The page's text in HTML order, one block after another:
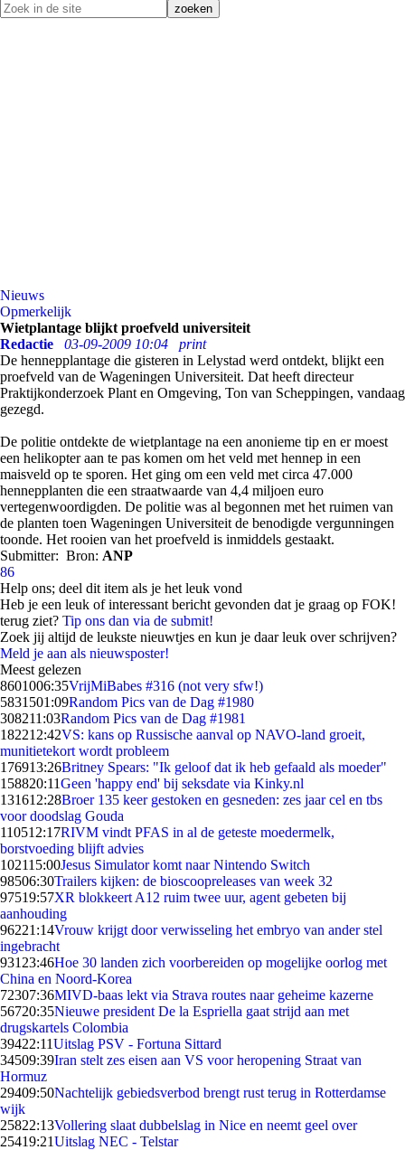
Nieuws
Opmerkelijk
Wietplantage blijkt proefveld universiteit
Redactie
03-09-2009 10:04
print
De hennepplantage die gisteren in Lelystad werd ontdekt, blijkt een
proefveld van de Wageningen Universiteit. Dat heeft directeur
Praktijkonderzoek Plant en Omgeving, Ton van Scheppingen, vandaag
gezegd.
De politie ontdekte de wietplantage na een anonieme tip en er moest
een helikopter aan te pas komen om het veld met hennep in een
maisveld op te sporen. Het ging om een veld met circa 47.000
hennepplanten die een straatwaarde van 4,4 miljoen euro
vertegenwoordigden. De politie was al begonnen met het ruimen van
de planten toen Wageningen Universiteit de benodigde vergunningen
toonde. Het rooien van het proefveld is inmiddels gestaakt.
Submitter: Bron: ANP
86
Help ons; deel dit item als je het leuk vond
Heb je een leuk of interessant bericht gevonden dat je graag op FOK!
terug ziet? Tip ons dan via de submit!
Zoek jij altijd de leukste nieuwtjes en kun je daar leuk over schrijven?
Meld je aan als nieuwsposter!
Meest gelezen
8601006:35VrijMiBabes #316 (not very sfw!)
5831501:09Random Pics van de Dag #1980
308211:03Random Pics van de Dag #1981
182212:42VS: kans op Russische aanval op NAVO-land groeit,
munitietekort wordt probleem
176913:26Britney Spears: "Ik geloof dat ik heb gefaald als moeder"
158820:11Geen 'happy end' bij seksdate via Kinky.nl
131612:28Broer 135 keer gestoken en gesneden: zes jaar cel en tbs
voor doodslag Gouda
110512:17RIVM vindt PFAS in al de geteste moedermelk,
borstvoeding blijft advies
102115:00Jesus Simulator komt naar Nintendo Switch
98506:30Trailers kijken: de bioscoopreleases van week 32
97519:57XR blokkeert A12 ruim twee uur, agent gebeten bij
aanhouding
96221:14Vrouw krijgt door verwisseling het embryo van ander stel
ingebracht
931 23:46Hoe 30 landen zich voorbereiden op mogelijke oorlog met
China en Noord-Korea
72307:36MIVD-baas lekt via Strava routes naar geheime kazerne
56720:35Nieuwe president De la Espriella gaat strijd aan met
drugskartels Colombia
39422:11Uitslag PSV - Fortuna Sittard
34509:39Iran stelt zes eisen aan VS voor heropening Straat van
Hormuz
29409:50Nachtelijk gebiedsverbod brengt rust terug in Rotterdamse
wijk
25822:13Vollering slaat dubbelslag in Nice en neemt geel over
25419:21Uitslag NEC - Telstar